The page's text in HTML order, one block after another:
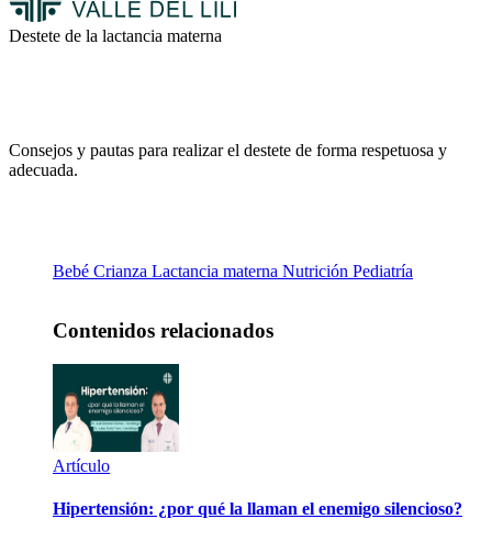
Destete de la lactancia materna
Consejos y pautas para realizar el destete de forma respetuosa y
adecuada.
Bebé Crianza Lactancia materna Nutrición Pediatría
Contenidos relacionados
Artículo
Hipertensión: ¿por qué la llaman el enemigo silencioso?